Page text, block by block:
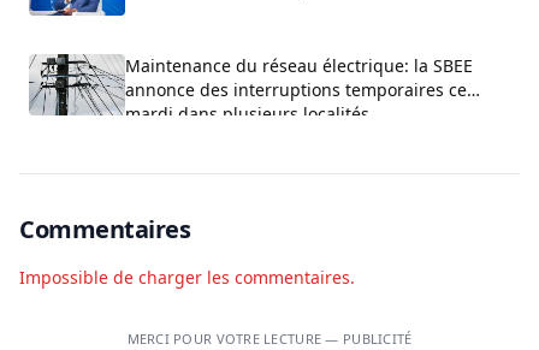
Maintenance du réseau électrique: la SBEE
annonce des interruptions temporaires ce
mardi dans plusieurs localités
Commentaires
Impossible de charger les commentaires.
MERCI POUR VOTRE LECTURE — PUBLICITÉ